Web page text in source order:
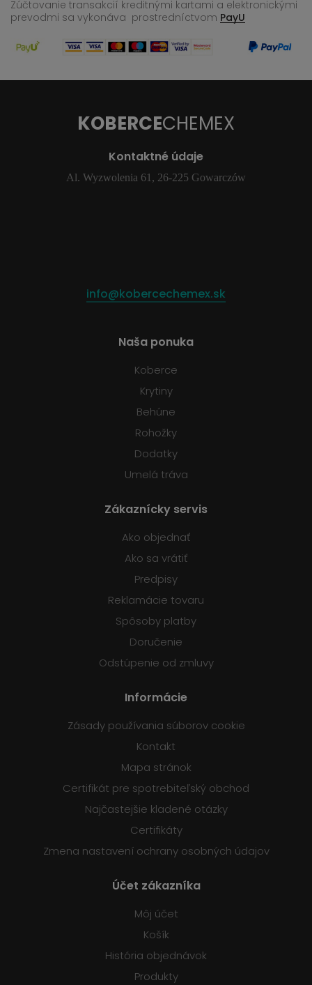
Zúčtovanie transakcií kreditnými kartami a elektronickými
prevodmi sa vykonáva prostredníctvom PayU
KOBERCECHEMEX
Kontaktné údaje
Al. Wyzwolenia 61, 26-225 Gowarczów
info@kobercechemex.sk
Naša ponuka
Koberce
Krytiny
Behúne
Rohožky
Dodatky
Umelá tráva
Zákaznícky servis
Ako objednať
Ako sa vrátiť
Predpisy
Reklamácie tovaru
Spôsoby platby
Doručenie
Odstúpenie od zmluvy
Informácie
Zásady používania súborov cookie
Kontakt
Mapa stránok
Certifikát pre spotrebiteľský obchod
Najčastejšie kladené otázky
Certifikáty
Zmena nastavení ochrany osobných údajov
Účet zákazníka
Môj účet
Košík
História objednávok
Produkty